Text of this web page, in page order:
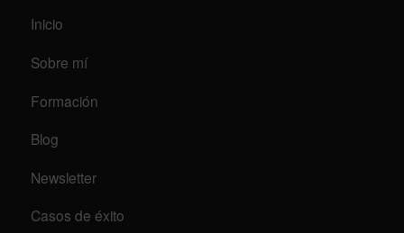
Inicio
Sobre mí
Formación
Blog
Newsletter
Casos de éxito